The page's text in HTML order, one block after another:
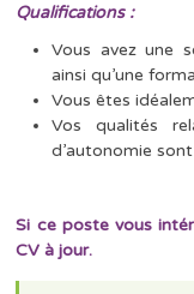
Qualifications :
Vous avez une
ainsi qu’une
Vous êtes
Vos qualités
d’autonomie
Si ce poste vous
CV à jour.